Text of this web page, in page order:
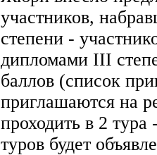
участников,
степени -
дипломами III
баллов (список
приглашаются на
проходить в 2
туров будет